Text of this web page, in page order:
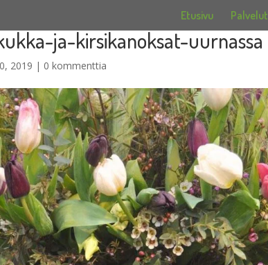
Etusivu Palvelut
ja-kirsikanoksat-uurnassa
2019 | 0 kommenttia